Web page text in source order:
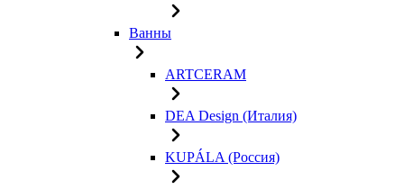
Ванны
ARTCERAM
DEA Design (Италия)
KUPÁLA (Россия)